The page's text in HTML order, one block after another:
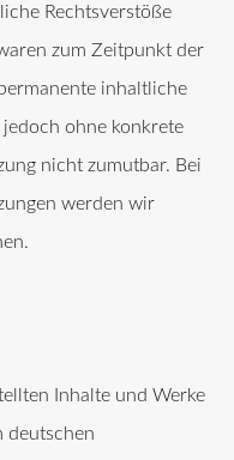
Rechtsverstöße
zum Zeitpunkt der
inhaltliche
ohne konkrete
nicht zumutbar. Bei
werden wir
Inhalte und Werke
deutschen